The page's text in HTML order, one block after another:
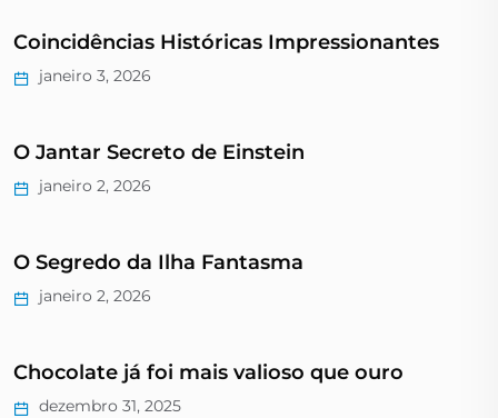
Coincidências Históricas Impressionantes
janeiro 3, 2026
O Jantar Secreto de Einstein
janeiro 2, 2026
O Segredo da Ilha Fantasma
janeiro 2, 2026
Chocolate já foi mais valioso que ouro
dezembro 31, 2025